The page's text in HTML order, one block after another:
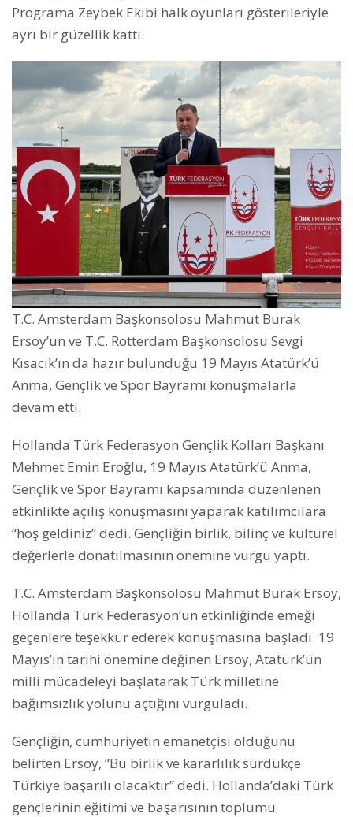
Programa Zeybek Ekibi halk oyunları gösterileriyle
ayrı bir güzellik kattı.
T.C. Amsterdam Başkonsolosu Mahmut Burak
Ersoy’un ve T.C. Rotterdam Başkonsolosu Sevgi
Kısacık’ın da hazır bulunduğu 19 Mayıs Atatürk’ü
Anma, Gençlik ve Spor Bayramı konuşmalarla
devam etti.
Hollanda Türk Federasyon Gençlik Kolları Başkanı
Mehmet Emin Eroğlu, 19 Mayıs Atatürk’ü Anma,
Gençlik ve Spor Bayramı kapsamında düzenlenen
etkinlikte açılış konuşmasını yaparak katılımcılara
“hoş geldiniz” dedi. Gençliğin birlik, bilinç ve kültürel
değerlerle donatılmasının önemine vurgu yaptı.
T.C. Amsterdam Başkonsolosu Mahmut Burak Ersoy,
Hollanda Türk Federasyon’un etkinliğinde emeği
geçenlere teşekkür ederek konuşmasına başladı. 19
Mayıs’ın tarihi önemine değinen Ersoy, Atatürk’ün
milli mücadeleyi başlatarak Türk milletine
bağımsızlık yolunu açtığını vurguladı.
Gençliğin, cumhuriyetin emanetçisi olduğunu
belirten Ersoy, “Bu birlik ve kararlılık sürdükçe
Türkiye başarılı olacaktır” dedi. Hollanda’daki Türk
gençlerinin eğitimi ve başarısının toplumu